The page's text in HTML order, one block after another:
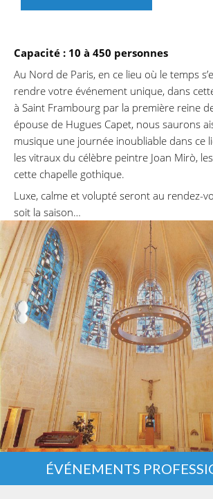
Capacité : 10 à 450 personnes
Au Nord de Paris, en ce lieu où le temps
rendre votre événement unique, dans
à Saint Frambourg par la première reine
épouse de Hugues Capet, nous saurons
musique une journée inoubliable dans ce
les vitraux du célèbre peintre Joan Mirò,
cette chapelle gothique.
Luxe, calme et volupté seront au rendez-
soit la saison…
ÉVÉNEMENTS